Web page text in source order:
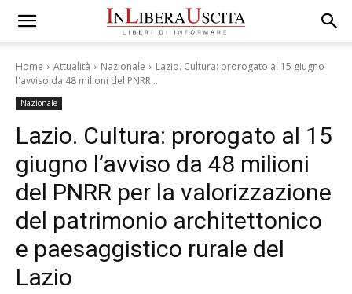
Home Attualità Nazionale
Lazio. Cultura: prorogato al 15 giugno
l'avviso da 48 milioni del PNRR...
Nazionale
Lazio. Cultura: prorogato al 15
giugno l’avviso da 48 milioni
del PNRR per la valorizzazione
del patrimonio architettonico
e paesaggistico rurale del
Lazio